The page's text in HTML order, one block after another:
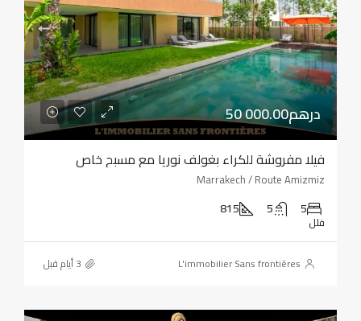
50 000.00درهم
فيلا مفروشة للكراء بغولف نوريا مع مسبح خاص
Marrakech / Route Amizmiz
5
5
815
فلل
L'immobilier Sans frontières